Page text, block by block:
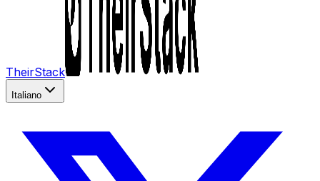
TheirStack
Italiano